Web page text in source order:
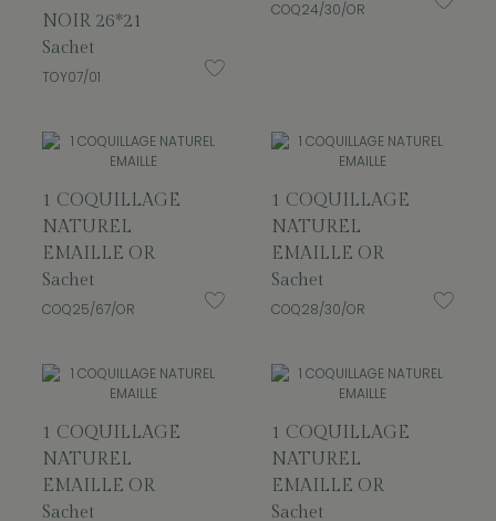
NOIR 26*21
Sachet
TOY07/01
COQ24/30/OR
1 COQUILLAGE
NATUREL
EMAILLE OR
Sachet
COQ25/67/OR
1 COQUILLAGE
NATUREL
EMAILLE OR
Sachet
COQ28/30/OR
1 COQUILLAGE
NATUREL
EMAILLE OR
Sachet
1 COQUILLAGE
NATUREL
EMAILLE OR
Sachet